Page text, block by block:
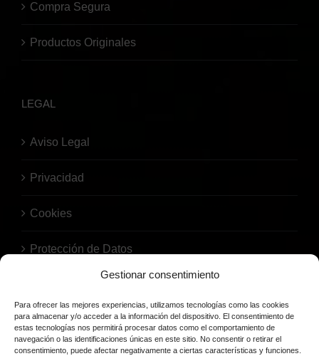
Gestionar consentimiento
Para ofrecer las mejores experiencias, utilizamos tecnologías como las cookies
para almacenar y/o acceder a la información del dispositivo. El consentimiento de
estas tecnologías nos permitirá procesar datos como el comportamiento de
navegación o las identificaciones únicas en este sitio. No consentir o retirar el
consentimiento, puede afectar negativamente a ciertas características y funciones.
Compra Segura
Productos Originales
LEGAL
Aviso Legal
Privacidad
Cookies
Protección de Datos